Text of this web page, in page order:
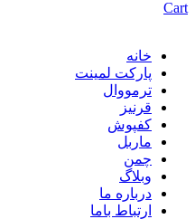
Cart
خانه
پارکت لمینت
ترمووال
قرنیز
کفپوش
ماربل
چمن
وبلاگ
درباره ما
ارتباط باما